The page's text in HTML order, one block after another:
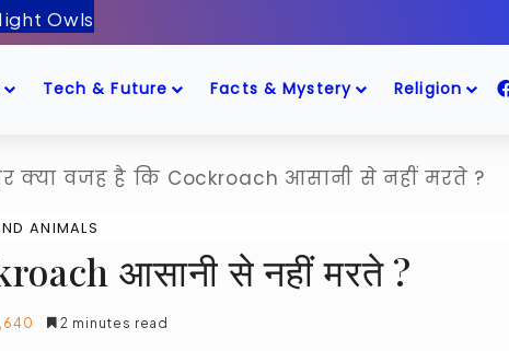
Tech & Future Facts & Mystery Religion
क्या वजह है कि Cockroach आसानी से नहीं मरते ?
ANIMALS
आसानी से नहीं मरते ?
2 minutes read